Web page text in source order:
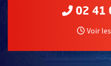
02 41
Voir